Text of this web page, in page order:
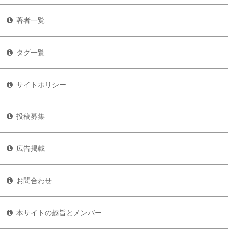
著者一覧
タグ一覧
サイトポリシー
投稿募集
広告掲載
お問合わせ
本サイトの趣旨とメンバー